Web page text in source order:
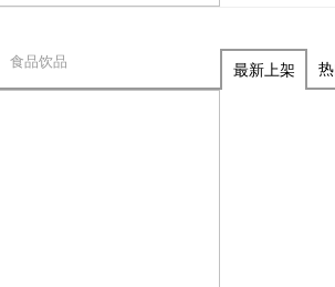
食品饮品
最新上架